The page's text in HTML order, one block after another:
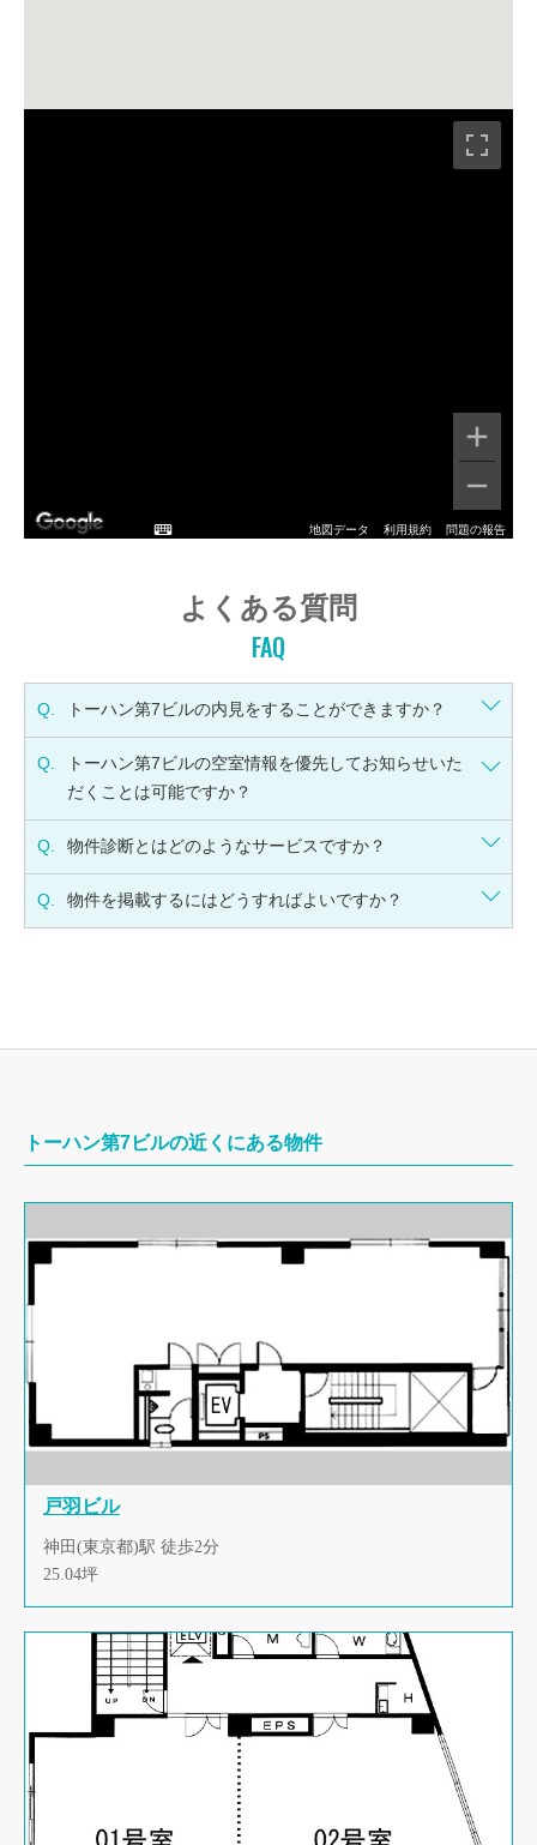
地図データ 利用規約 問題の報告
よくある質問
FAQ
Q. トーハン第7ビルの内見をすることができますか？
Q.
トーハン第7ビルの空室情報を優先してお知らせいた
だくことは可能ですか？
Q. 物件診断とはどのようなサービスですか？
Q. 物件を掲載するにはどうすればよいですか？
トーハン第7ビルの近くにある物件
戸羽ビル
神田(東京都)駅 徒歩2分
25.04坪